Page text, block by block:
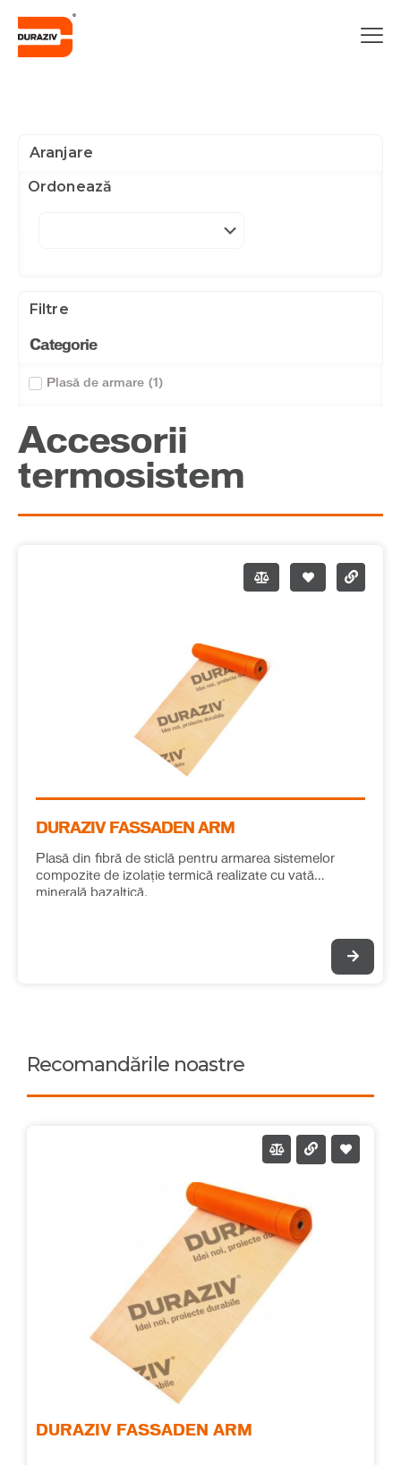
Aranjare
Ordonează
Filtre
Categorie
Plasă de armare (1 )
Accesorii
termosistem
DURAZIV FASSADEN ARM
Plasă din fibră de sticlă pentru armarea sistemelor
compozite de izolație termică realizate cu vată
minerală bazaltică.
Recomandările noastre
DURAZIV FASSADEN ARM